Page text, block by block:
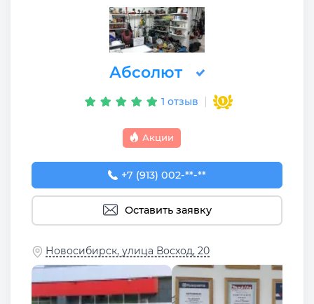
Абсолют
1 отзыв
Акции
+7 (913) 002-79-09
+7 (913) 002-**-**
Оставить заявку
Новосибирск, улица Восход, 20